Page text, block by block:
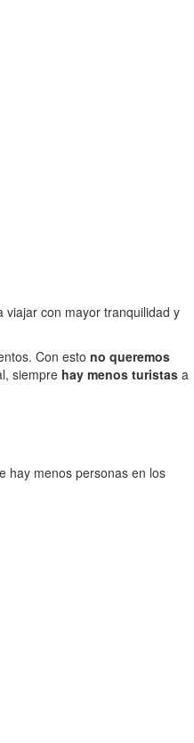
viajar con mayor tranquilidad y
Con esto no queremos
siempre hay menos turistas a
hay menos personas en los